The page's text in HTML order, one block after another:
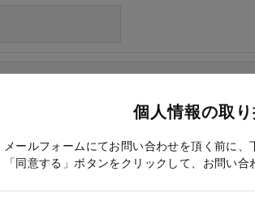
個人情報の取
メールフォームにてお問い合わせを頂く前に
「同意する」ボタンをクリックして、お問い
（メールアドレス確認のため再度入力をお願いし